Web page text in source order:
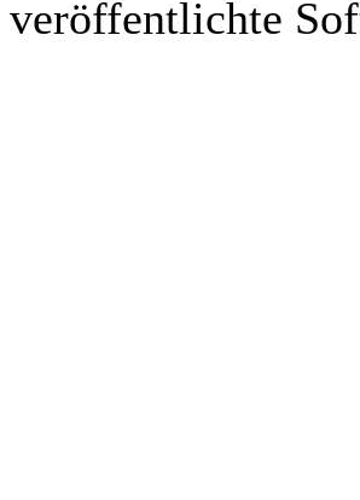
veröffentlichte